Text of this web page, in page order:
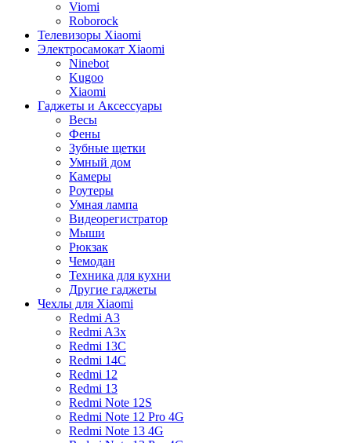
Viomi
Roborock
Телевизоры Xiaomi
Электросамокат Xiaomi
Ninebot
Kugoo
Xiaomi
Гаджеты и Аксессуары
Весы
Фены
Зубные щетки
Умный дом
Камеры
Роутеры
Умная лампа
Видеорегистратор
Мыши
Рюкзак
Чемодан
Техника для кухни
Другие гаджеты
Чехлы для Xiaomi
Redmi A3
Redmi A3x
Redmi 13C
Redmi 14C
Redmi 12
Redmi 13
Redmi Note 12S
Redmi Note 12 Pro 4G
Redmi Note 13 4G